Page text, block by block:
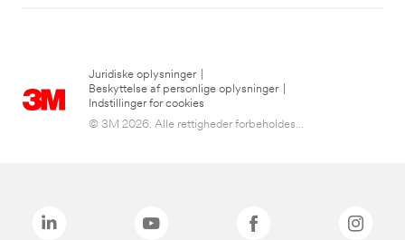
Juridiske oplysninger
Beskyttelse af personlige oplysninger
Indstillinger for cookies
© 3M 2026. Alle rettigheder forbeholdes...